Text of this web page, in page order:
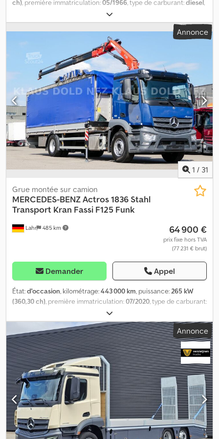
ch), première immatriculation:05/1966, type de carburant:diesel,
, configuration d'essieux:
3 200 mm, couleur:bleu, cabine conducteur:autre, type
d'engrenage:mécanique, suspension:acier, longueur totale:
2 950 mm, Année de construction:
Lieu du véhicule : en cours d'acheminement / en transit,
Dodpjvhhg Nefx Aa Uowa Empattement : 3200 mm
Superstructure : porte-voitures, ancien véhicule de lutte contre
l'incendie avec moteur diesel 6 cylindres. Le véhicule est en
cours de restauration et sera transformé en porte-voitures !
Toutes les informations sont données sans garantie, car le
véhicule est en cours d'acheminement ! Lieu : A&K
INFORMATIONS SUR LES ACCESSOIRES SANS GARANTIE,
modifications, ventes intermédiaires et erreurs réservées !
Annonce
1 / 31
Lahr 485 km
Grue montée sur camion
MERCEDES-BENZActros 1836 Stahl
Transport Kran Fassi F125 Funk
64 900 €
prix fixe hors TVA
(77 231 € brut)
Demander Appel
État:d'occasion, kilométrage:443 000 km, puissance:265 kW
(360,30 ch), première immatriculation:07/2020, type de carburant:
, configuration d'essieux:
couleur:bleu, type d'engrenage:automatique, classe d'émission:
Euro 6, volume de l'espace de chargement:36 m³, longueur de
l'espace de chargement:7 000 mm, largeur de l’espace de
chargement:2 470 mm, hauteur de l'espace de chargement:
2 120 mm, Année de construction:2020, Équipement:ABS,
chauffage de stationnement, climatisation, programme
électronique de stabilité (ESP), Mercedes Benz Actros 1836,
plateau avec ridelles, bâche en acier, grue Fassi F125, commande
à distance, norme Euro 6. N° de référence : 082671 * État : très
bon * Puissance : 265 kW / 360 ch * Cylindrée : 10 677 cm³ *
Norme d’émission : EURO 6 * Actros 5 * AdBlue * ABS * ASR * ESP
* Blocage de différentiel (essieu arrière) * Prise de force *
Annonce